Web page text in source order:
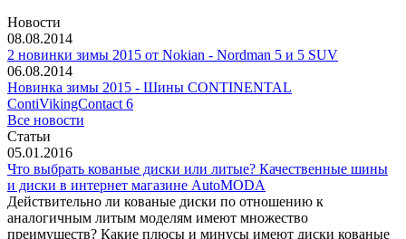
Новости
08.08.2014
2 новинки зимы 2015 от Nokian - Nordman 5 и 5 SUV
06.08.2014
Новинка зимы 2015 - Шины CONTINENTAL
ContiVikingContact 6
Все новости
Статьи
05.01.2016
Что выбрать кованые диски или литые? Качественные шины
и диски в интернет магазине AutoMODA
Действительно ли кованые диски по отношению к
аналогичным литым моделям имеют множество
преимуществ? Какие плюсы и минусы имеют диски кованые